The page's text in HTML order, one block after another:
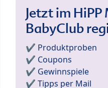
Jetzt im HiPP
BabyClub
✔️ Produktproben
✔️ Coupons
✔️ Gewinnspiele
✔️ Tipps per Mail